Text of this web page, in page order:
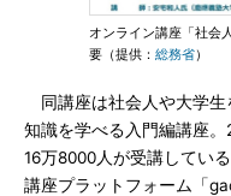
オンライン講座「社会
要（提供： 総務省）
同講座は社会人や大学生
知識を学べる入門編講座
16万8000人が受講してい
講座プラットフォーム「